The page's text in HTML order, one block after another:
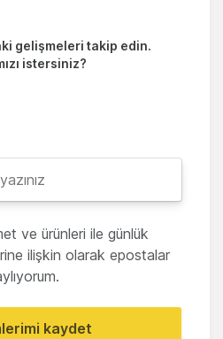
gelişmeleri takip edin.
istersiniz?
ve ürünleri ile günlük
ilişkin olarak epostalar
kaydet